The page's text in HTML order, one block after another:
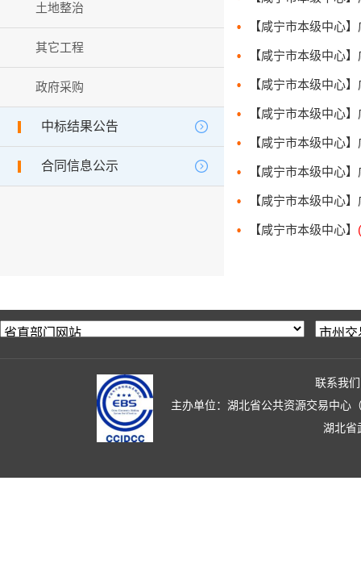
土地整治
其它工程
政府采购
中标结果公告
合同信息公示
【咸宁市本级中心】
联系我们
主办单位：湖北省公共资源交易中心
湖北省